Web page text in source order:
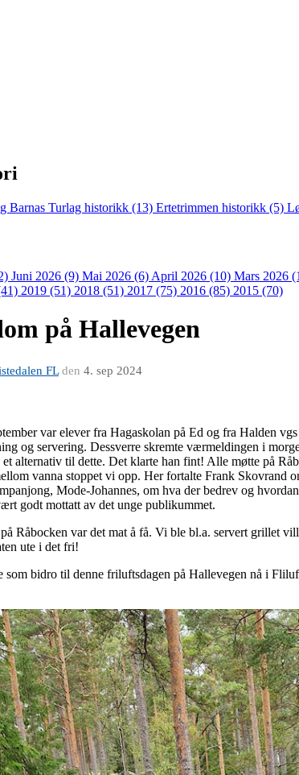
Barnas Turlag historikk (13) Ertetrimmen historikk (5)
Juni 2026 (9) Mai 2026 (6) April 2026 (10) Mars 2026
2019 (51) 2018 (51) 2017 (75) 2016 (85) 2015 (70)
på Hallevegen
FLden 4. sep 2024
var elever fra Hagaskolan på Ed og fra Halden
og servering. Dessverre skremte værmeldingen i
et alternativ til dette. Det klarte han fint! Alle møtte på
vanna stoppet vi opp. Her fortalte Frank Skovrand
Mode-Johannes, om hva der bedrev og
godt mottatt av det unge publikummet.
Råbocken var det mat å få. Vi ble bl.a. servert grillet
ute i det fri!
som bidro til denne friluftsdagen på Hallevegen nå i